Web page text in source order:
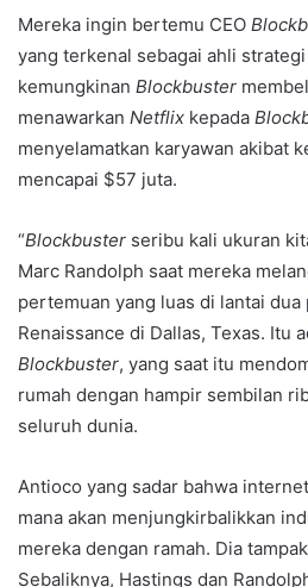
Mereka ingin bertemu CEO
yang terkenal sebagai ahli
kemungkinan Blockbuster
menawarkan Netflix kepada
menyelamatkan karyawan akibat
mencapai $57 juta.
“Blockbuster seribu kali ukuran
Marc Randolph saat mereka
pertemuan yang luas di lantai
Renaissance di Dallas, Texas. Itu
Blockbuster, yang saat itu
rumah dengan hampir sembilan
seluruh dunia.
Antioco yang sadar bahwa
mana akan menjungkirbalikkan
mereka dengan ramah. Dia
Sebaliknya, Hastings dan